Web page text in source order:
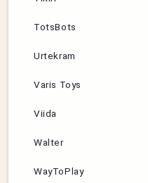
TotsBots
Urtekram
Varis Toys
Viida
Walter
WayToPlay